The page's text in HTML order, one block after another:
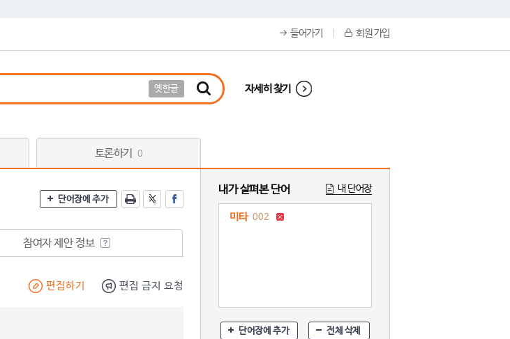
들어가기 회원 가입
옛한글 자세히 찾기
토론하기 0
단어장에 추가
참여자 제안 정보
편집하기 편집 금지 요청
내가 살펴본 단어 내 단어장
미타 002
단어장에 추가 전체 삭제